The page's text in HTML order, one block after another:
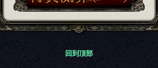
回到頂部